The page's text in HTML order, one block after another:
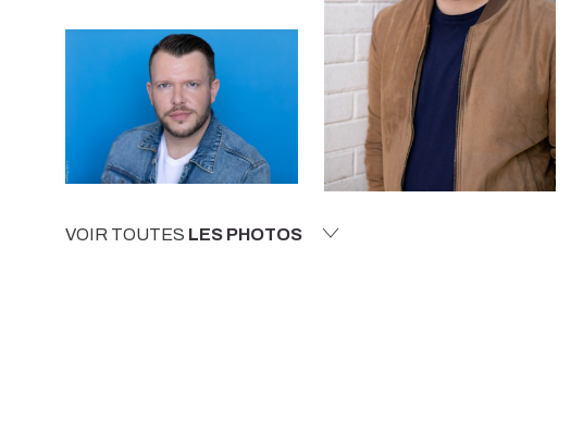
VOIR TOUTES LES PHOTOS